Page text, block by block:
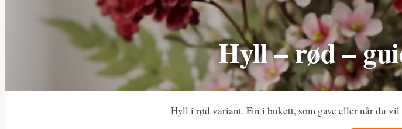
Hyll – rød –
Hyll i rød variant. Fin i bukett, som gave eller når du vil